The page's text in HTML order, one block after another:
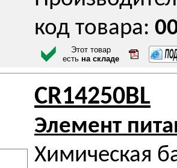
код товара:
Этот товар
есть на складе
CR14250BL
Элемент
Химическая